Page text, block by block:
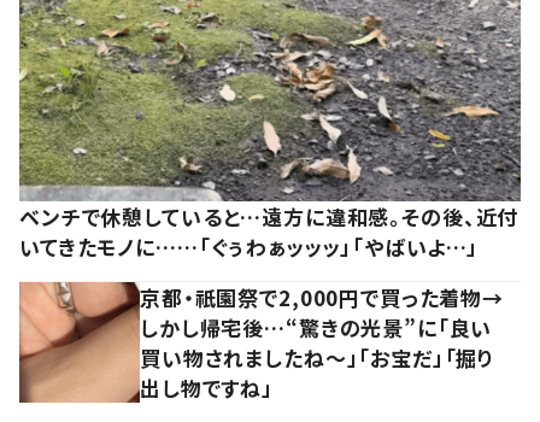
ベンチで休憩していると…遠方に違和感。その後、近付
いてきたモノに……「ぐぅわぁッッッ」「やばいよ…」
京都・祇園祭で2,000円で買った着物→
しかし帰宅後…“驚きの光景”に「良い
買い物されましたね～」「お宝だ」「掘り
出し物ですね」